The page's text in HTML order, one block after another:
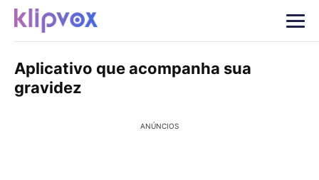
Aplicativo que acompanha sua
gravidez
ANÚNCIOS